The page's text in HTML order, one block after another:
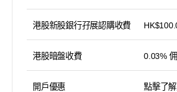
港股新股銀行孖展認購收費
港股暗盤收費 0.03%
開戶優惠 點擊了